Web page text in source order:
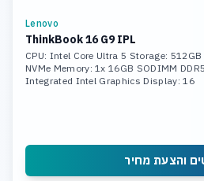
Lenovo
ThinkBook 16 G9 IPL
CPU: Intel Core Ultra 5 Storage:
NVMe Memory: 1x 16GB SODIMM
Integrated Intel Graphics Display: 16
והצעת מחיר